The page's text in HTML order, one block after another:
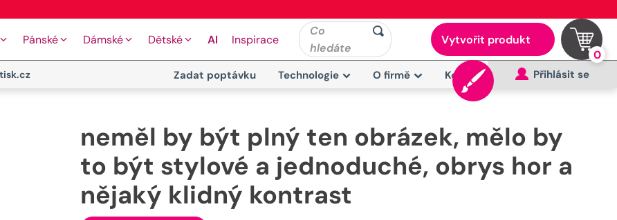
Pánské Dámské Dětské AI Inspirace
Co
hledáte
Vytvořit produkt
0
Zadat poptávku Technologie O firmě Kontakt Přihlásit se
neměl by být plný ten obrázek, mělo by
to být stylové a jednoduché, obrys hor a
nějaký klidný kontrast